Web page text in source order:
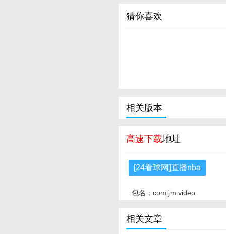
猜你喜欢
相关版本
高速下载地址
[24看球网]直播nba
包名：com.jm.video
相关文章